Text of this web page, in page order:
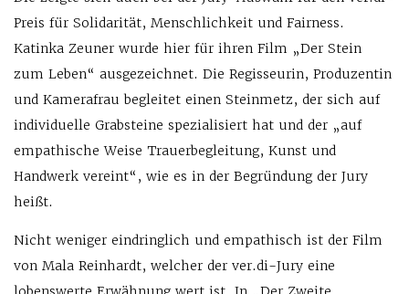
Preis für Solidarität, Menschlichkeit und Fairness.
Katinka Zeuner wurde hier für ihren Film „Der Stein
zum Leben“ ausgezeichnet. Die Regisseurin, Produzentin
und Kamerafrau begleitet einen Steinmetz, der sich auf
individuelle Grabsteine spezialisiert hat und der „auf
empathische Weise Trauerbegleitung, Kunst und
Handwerk vereint“, wie es in der Begründung der Jury
heißt.
Nicht weniger eindringlich und empathisch ist der Film
von Mala Reinhardt, welcher der ver.di-Jury eine